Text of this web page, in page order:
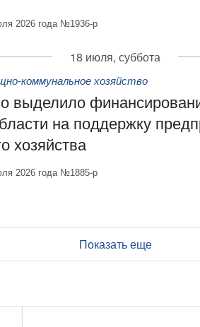
2026 года №1936-р
18 июля, суббота
коммунальное хозяйство
выделило
на поддержку
хозяйства
2026 года №1885-р
Показать еще